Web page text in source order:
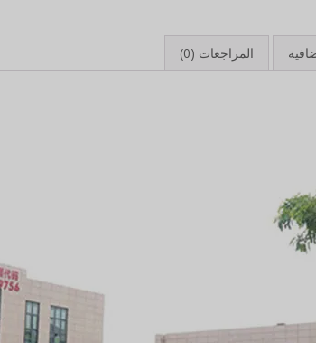
المراجعات (0)